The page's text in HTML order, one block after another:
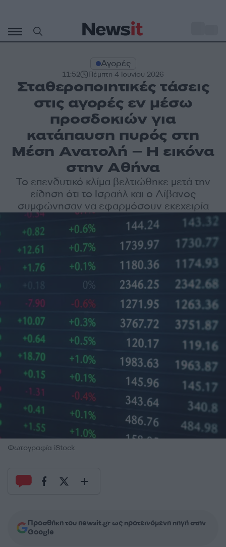
περιεχόμενο
Αγορές
11:52 Πέμπτη 4 Ιουνίου 2026
Σταθεροποιητικές τάσεις
στις αγορές εν μέσω
προσδοκιών για
κατάπαυση πυρός στη
Μέση Ανατολή – Η εικόνα
στην Αθήνα
Το επενδυτικό κλίμα βελτιώθηκε μετά την
είδηση ότι το Ισραήλ και ο Λίβανος
συμφώνησαν να εφαρμόσουν εκεχειρία
Φωτογραφία iStock
Προσθήκη του newsit.gr ως προτεινόμενη πηγή στην
Google